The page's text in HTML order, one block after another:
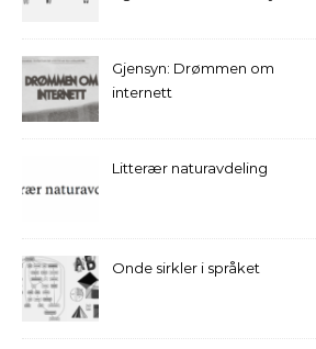
Gjensyn: Drømmen om
internett
Litterær naturavdeling
Onde sirkler i språket